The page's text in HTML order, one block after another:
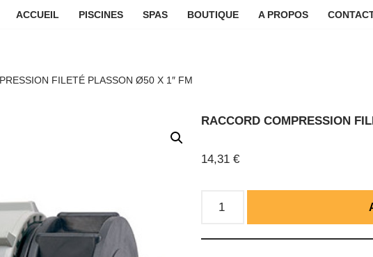
ACCUEIL PISCINES SPAS BOUTIQUE A PROPOS
FILETÉ PLASSON Ø50 X 1″ FM
RACCORD COMPRESSION
14,31€